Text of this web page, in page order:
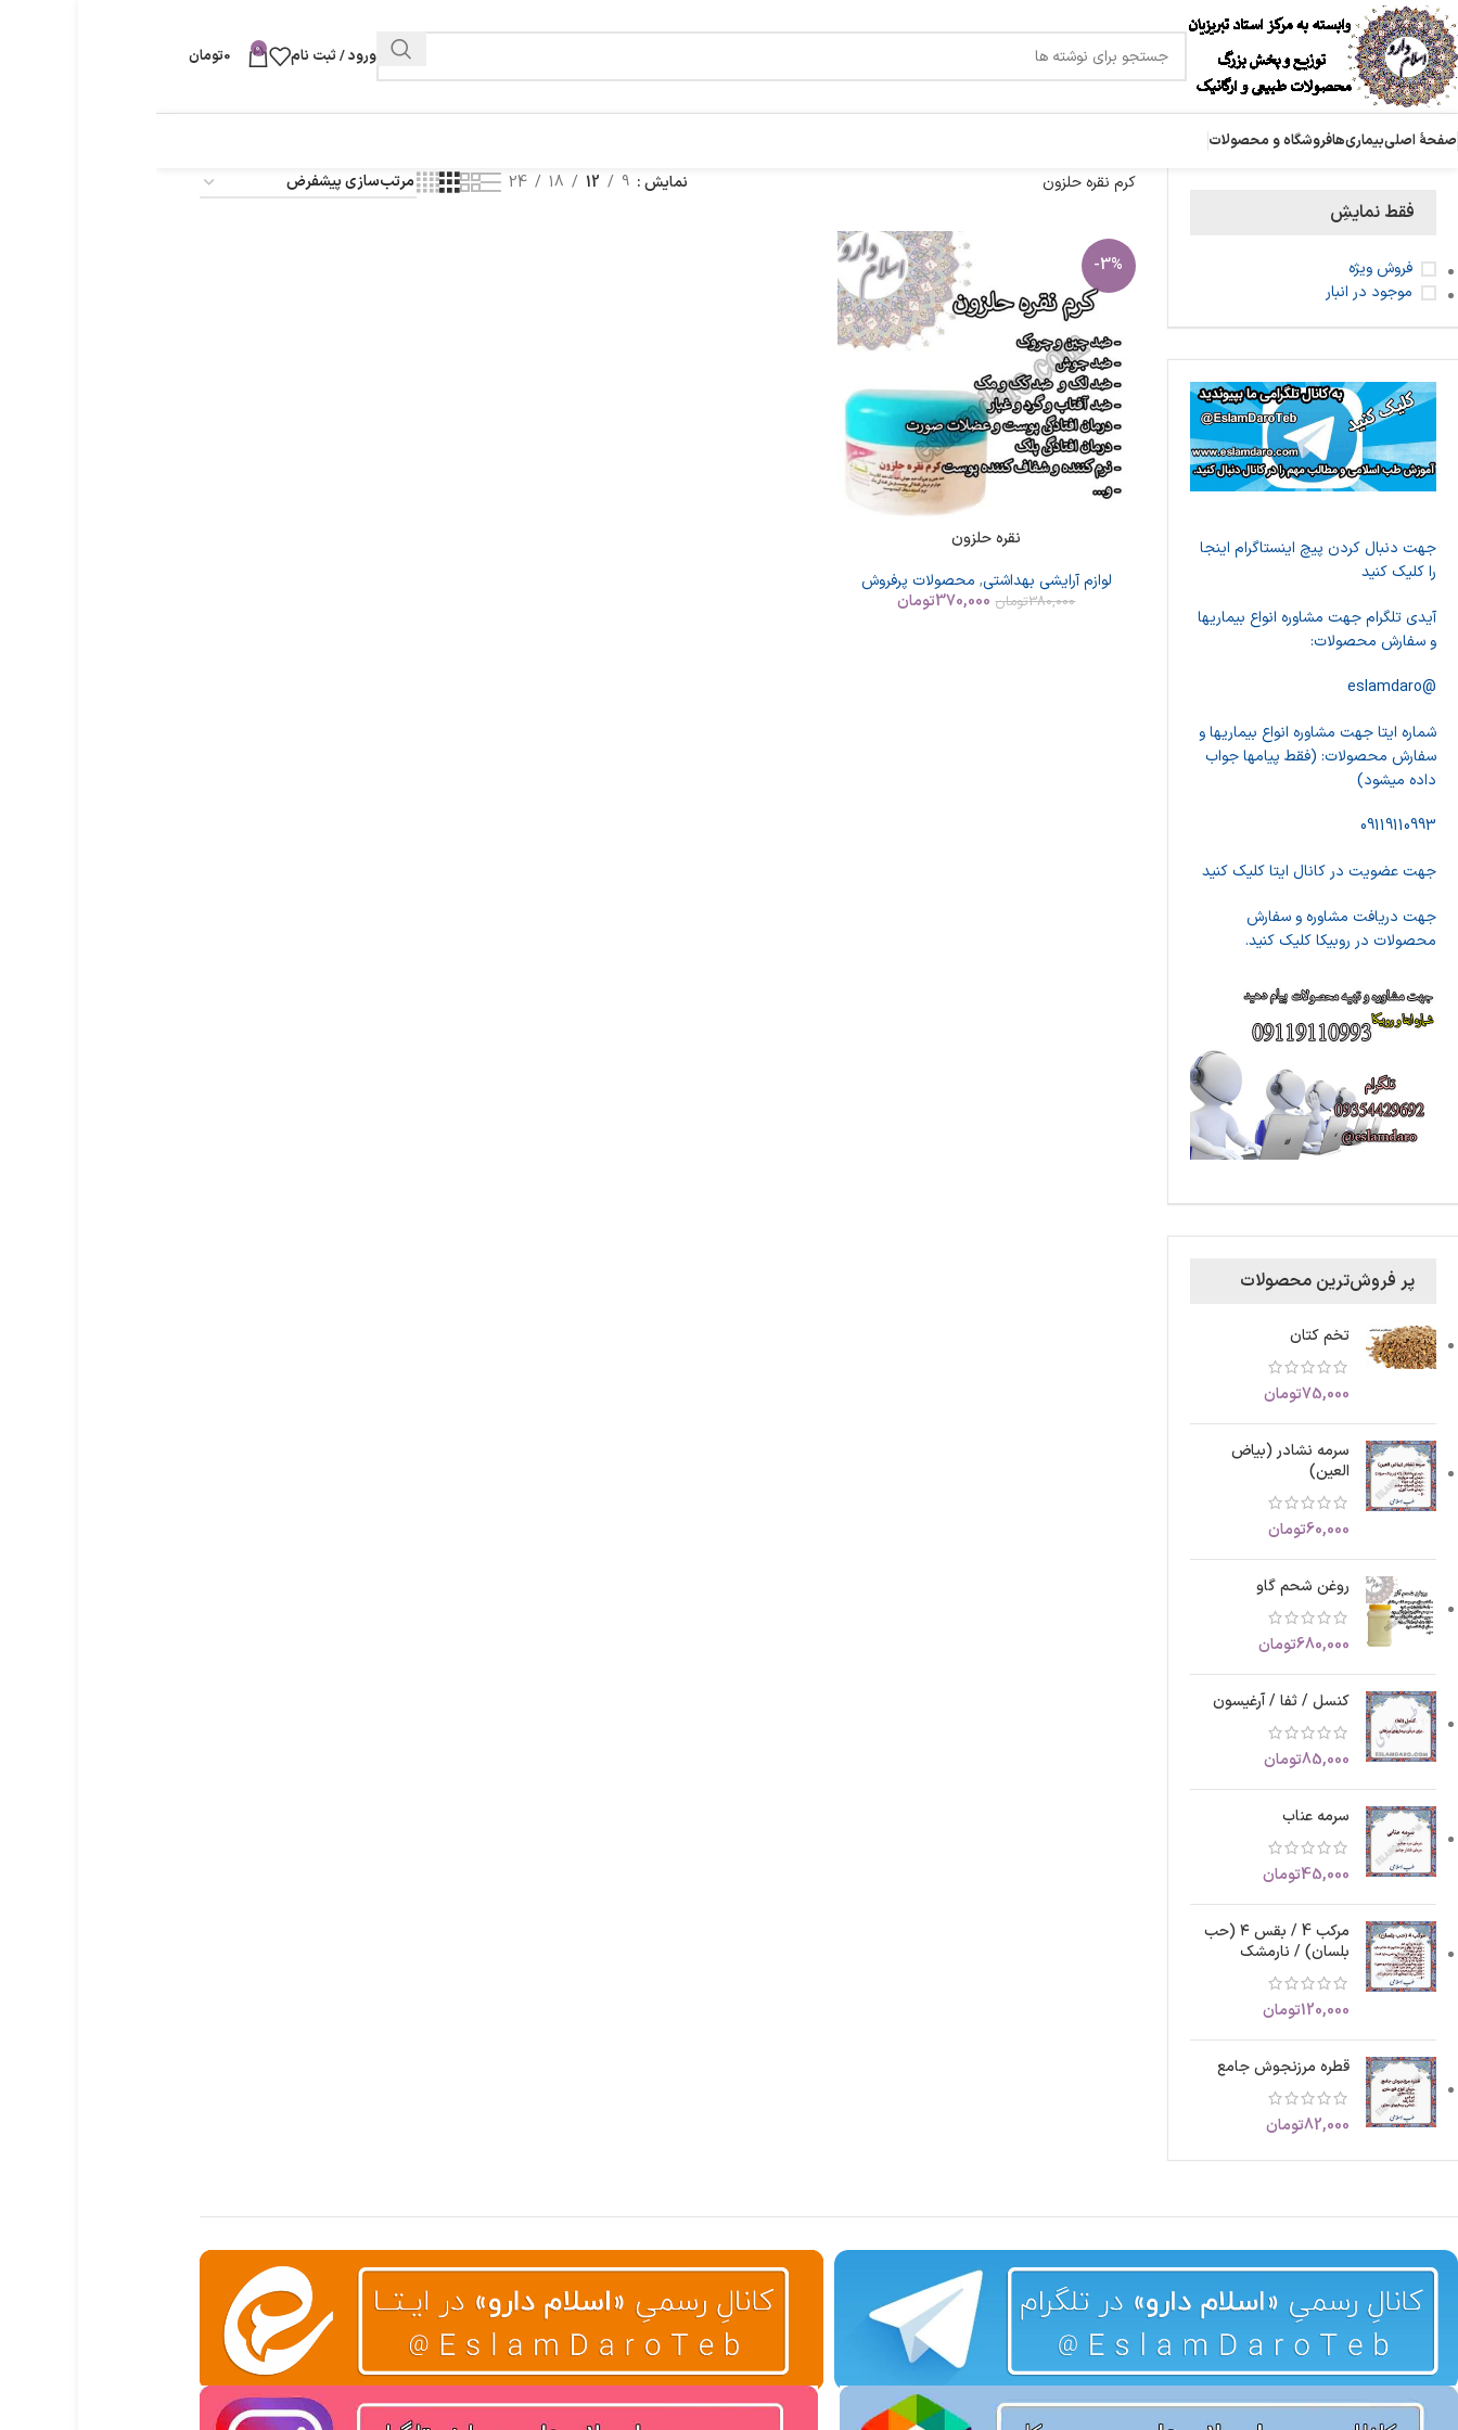
ورود / ثبت نام 0
0تومان
صفحۀ اصلیبیماری‌هافروشگاه و محصولات
فقط نمایشِ
فروش ویژه
موجود در انبار
جهت دنبال کردن پیچ اینستاگرام اینجا
را کلیک کنید
آیدی تلگرام جهت مشاوره انواع بیماریها
و سفارش محصولات:
@eslamdaro
شماره ایتا جهت مشاوره انواع بیماریها و
سفارش محصولات: (فقط پیامها جواب
داده میشود)
09119110993
جهت عضویت در کانال ایتا کلیک کنید
جهت دریافت مشاوره و سفارش
محصولات در روبیکا کلیک کنید.
پر فروش‌ترین محصولات
تخم کتان
75,000تومان
سرمه نشادر (بیاض
العین)
60,000تومان
روغن شحم گاو
680,000تومان
کنسل / ثفا / آرغیسون
85,000تومان
سرمه عناب
45,000تومان
مرکب 4 / بقس ۴ (حب
بلسان) / نارمشک
120,000تومان
قطره مرزنجوش جامع
82,000تومان
کرم نقره حلزون نمایش 9
12
18
24
-3%
نقره حلزون
لوازم آرایشی بهداشتی, محصولات پرفروش
380,000تومان 370,000تومان